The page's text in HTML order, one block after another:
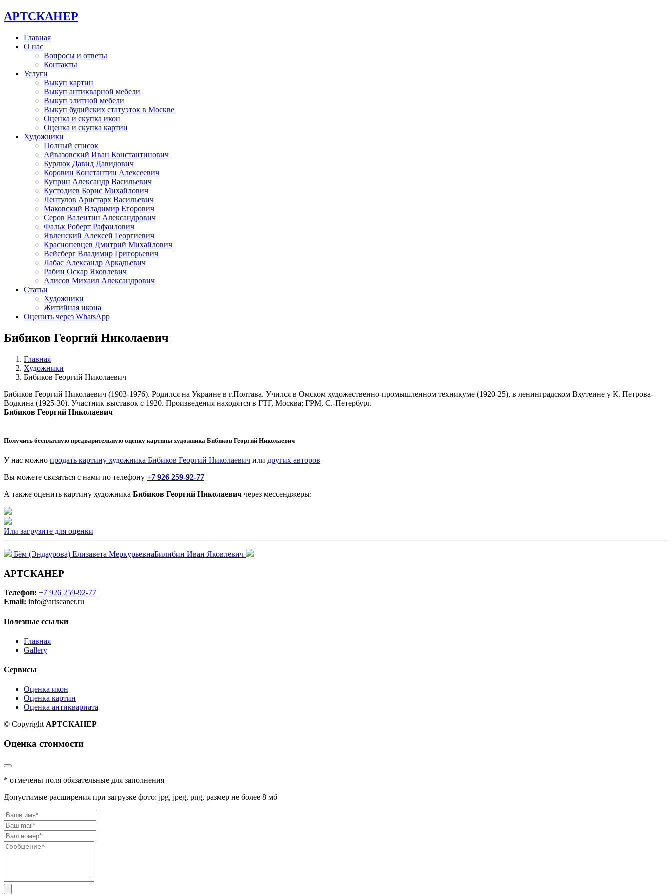
АРТСКАНЕР
Главная
О нас
Вопросы и ответы
Контакты
Услуги
Выкуп картин
Выкуп антикварной мебели
Выкуп элитной мебели
Выкуп будийских статуэток в Москве
Оценка и скупка икон
Оценка и скупка картин
Художники
Полный список
Айвазовский Иван Константинович
Бурлюк Давид Давидович
Коровин Константин Алексеевич
Куприн Александр Васильевич
Кустодиев Борис Михайлович
Лентулов Аристарх Васильевич
Маковский Владимир Егорович
Серов Валентин Александрович
Фальк Роберт Рафаилович
Явленский Алексей Георгиевич
Краснопевцев Дмитрий Михайлович
Вейсберг Владимир Григорьевич
Лабас Александр Аркадьевич
Рабин Оскар Яковлевич
Алисов Михаил Александрович
Статьи
Художники
Житийная икона
Оценить через WhatsApp
Бибиков Георгий Николаевич
Главная
Художники
Бибиков Георгий Николаевич
Бибиков Георгий Николаевич (1903-1976). Родился на Украине в г.Полтава. Учился в Омском художественно-промышленном техникуме (1920-25), в ленинградском Вхутеине у К. Петрова-
Водкина (1925-30). Участник выставок с 1920. Произведения находятся в ГТГ, Москва; ГРМ, С.-Петербург.
Бибиков Георгий Николаевич
Получить бесплатную предварительную оценку картины художника Бибиков Георгий Николаевич
У нас можно продать картину художника Бибиков Георгий Николаевич или других авторов
Вы можете связаться с нами по телефону +7 926 259-92-77
А также оценить картину художника Бибиков Георгий Николаевич через мессенджеры:
Или загрузите для оценки
Бём (Эндаурова) Елизавета МеркурьевнаБилибин Иван Яковлевич
АРТСКАНЕР
Телефон: +7 926 259-92-77
Email: info@artscaner.ru
Полезные ссылки
Главная
Gallery
Сервисы
Оценка икон
Оценка картин
Оценка антиквариата
© CopyrightАРТСКАНЕР
Оценка стоимости
* отмечены поля обязательные для заполнения
Допустимые расширения при загрузке фото: jpg, jpeg, png, размер не более 8 мб